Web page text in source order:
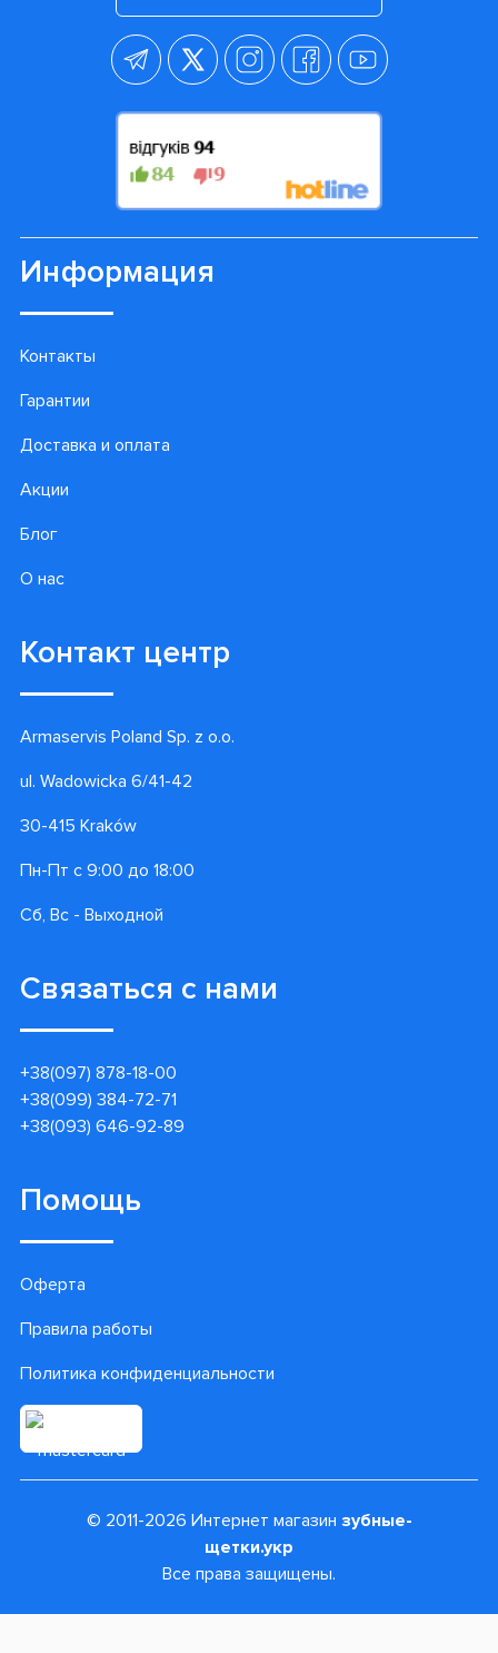
Информация
Контакты
Гарантии
Доставка и оплата
Акции
Блог
О нас
Контакт центр
Armaservis Poland Sp. z o.o.
ul. Wadowicka 6/41-42
30-415 Kraków
Пн-Пт с 9:00 до 18:00
Сб, Вс - Выходной
Связаться с нами
+38(097) 878-18-00
+38(099) 384-72-71
+38(093) 646-92-89
Помощь
Оферта
Правила работы
Политика конфиденциальности
© 2011-2026 Интернет магазин зубные-
щетки.укр
Все права защищены.